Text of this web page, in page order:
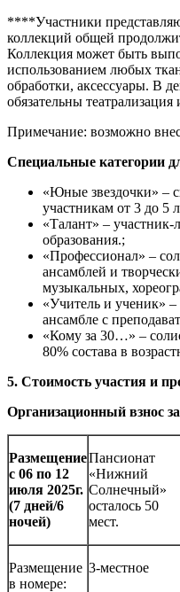
****Участники
коллекций общей
Коллекция может быть
использованием любых
обработки, аксессуары. В
обязательны
Примечание: возможно
Специальные категории
«Юные звездочки» –
участникам от 3 до 5
«Талант» – участник-
образования.;
«Профессионал» –
ансамблей и
музыкальных,
«Учитель и ученик»
ансамбле с
«Кому за 30…» –
80% состава в
5. Стоимость участия и
Организационный взнос
Размещение
с 06 по 12
июля 2025г.
(7 дней/6
ночей)
Пансионат
«Нижний
Солнечный»
осталось 50
мест.
Размещение
в номере:
3-местное